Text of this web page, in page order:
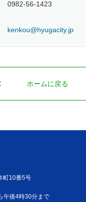
0982-56-1423
kenkou@hyugacity.jp
ホームに戻る
町10番5号
午後4時30分まで